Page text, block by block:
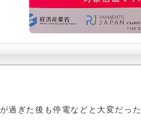
過ぎた後も停電などと大変だっ